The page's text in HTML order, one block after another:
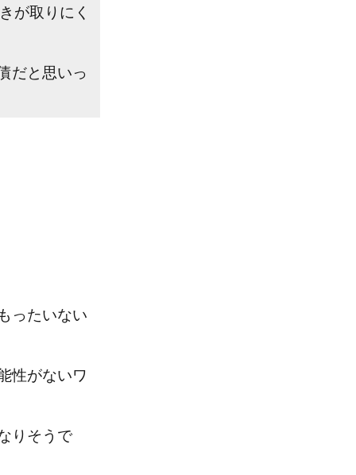
が取りにく
だと思いっ
ったいない
性がないワ
りそうで